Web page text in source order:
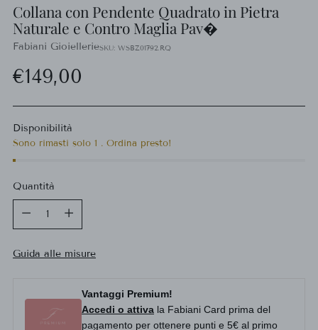
Collana con Pendente Quadrato in Pietra
Naturale e Contro Maglia Pav�
Fabiani GioiellerieSKU: WSBZ01792.RQ
Prezzo
di
listino
€149,00
Disponibilità
Sono rimasti solo 1 . Ordina presto!
Quantità
Guida alle misure
Vantaggi Premium!
Accedi o attiva la Fabiani Card prima del
pagamento per ottenere punti e 5€ al primo